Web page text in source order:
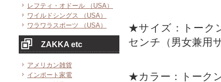
レフティ・オドール （USA）
ワイルドシングス （USA）
ワラワラスポーツ （USA）
ZAKKA etc
アメリカン雑貨
インポート家電
★サイズ：トーク
センチ（男女兼用
★カラー：トーク